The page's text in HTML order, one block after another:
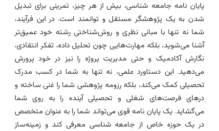
پایان نامه جامعه شناسی، بیش از هر چیز، تمرینی برای تبدیل
شدن به یک پژوهشگر مستقل و توانمند است. در این فرآیند،
شما نه تنها با مبانی نظری و روش‌شناختی رشته خود عمیق‌تر
آشنا می‌شوید، بلکه مهارت‌هایی چون تحلیل داده، تفکر انتقادی،
نگارش آکادمیک و حتی مدیریت پروژه را نیز در خود پرورش
می‌دهید. این دستاورد علمی، نه تنها به شما در کسب مدرک
تحصیلی کمک می‌کند، بلکه رزومه پژوهشی شما را غنی ساخته و
درهای فرصت‌های شغلی و تحصیلی آینده را به روی شما
می‌گشاید. یک پایان نامه قوی می‌تواند شما را به عنوان متخصص
در یک حوزه خاص از جامعه شناسی معرفی کند و زمینه‌ساز